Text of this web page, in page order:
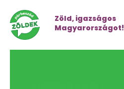
Zöld, igazságos
Magyarországot!